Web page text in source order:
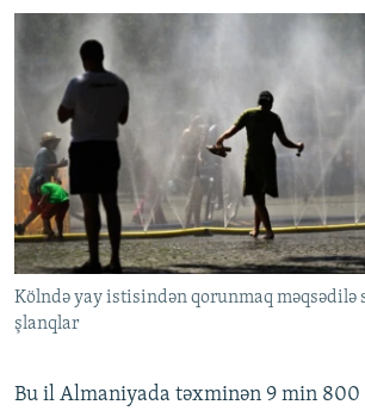
Kölndə yay istisindən qorunmaq məqsədilə
şlanqlar
Bu il Almaniyada təxminən 9 min 800